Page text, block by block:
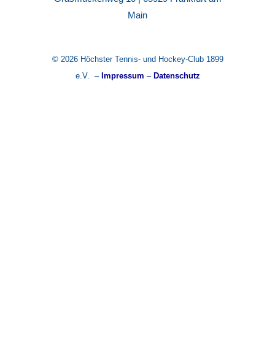
Main
© 2026 Höchster Tennis- und Hockey-Club 1899
e.V. – Impressum – Datenschutz